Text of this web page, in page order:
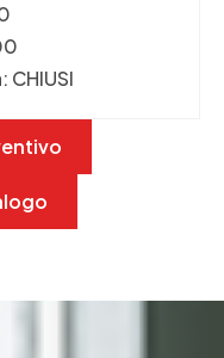
CHIUSI